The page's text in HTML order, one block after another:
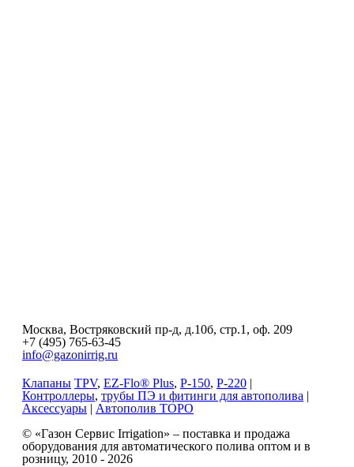
Москва, Востряковский пр-д, д.10б, стр.1, оф. 209
+7 (495) 765-63-45
info@gazonirrig.ru
Клапаны TPV, EZ-Flo® Plus, P-150, P-220 |
Контроллеры, трубы ПЭ и фитинги для автополива |
Аксессуары | Автополив ТОРО
© «Газон Сервис Irrigation» – поставка и продажа
оборудования для автоматического полива оптом и в
розницу, 2010 - 2026